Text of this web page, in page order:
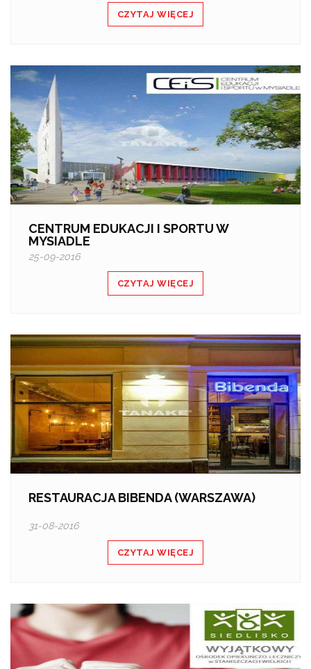
CZYTAJ WIĘCEJ
CENTRUM EDUKACJI I SPORTU W
MYSIADLE
25-09-2016
CZYTAJ WIĘCEJ
RESTAURACJA BIBENDA (WARSZAWA)
31-08-2016
CZYTAJ WIĘCEJ